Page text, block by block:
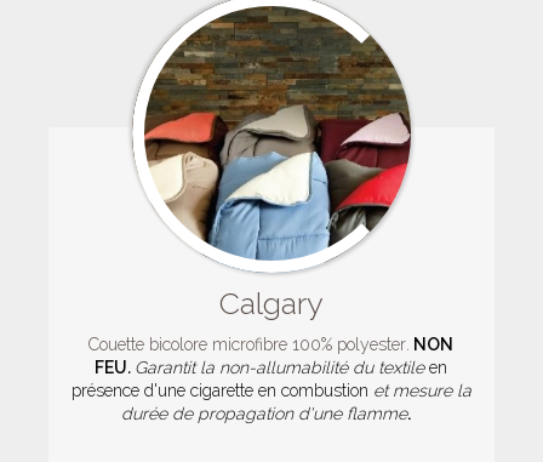
Calgary
Couette bicolore microfibre 100% polyester NON
FEU. Garantit la non-allumabilité du textileen
présence d'une cigarette en combustion et mesure la
durée de propagation d'une flamme.